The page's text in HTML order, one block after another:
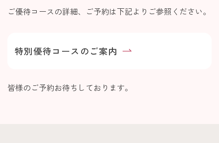
ご優待コースの詳細、ご予約は下記よりご参照ください。
特別優待コースのご案内
皆様のご予約お待ちしております。